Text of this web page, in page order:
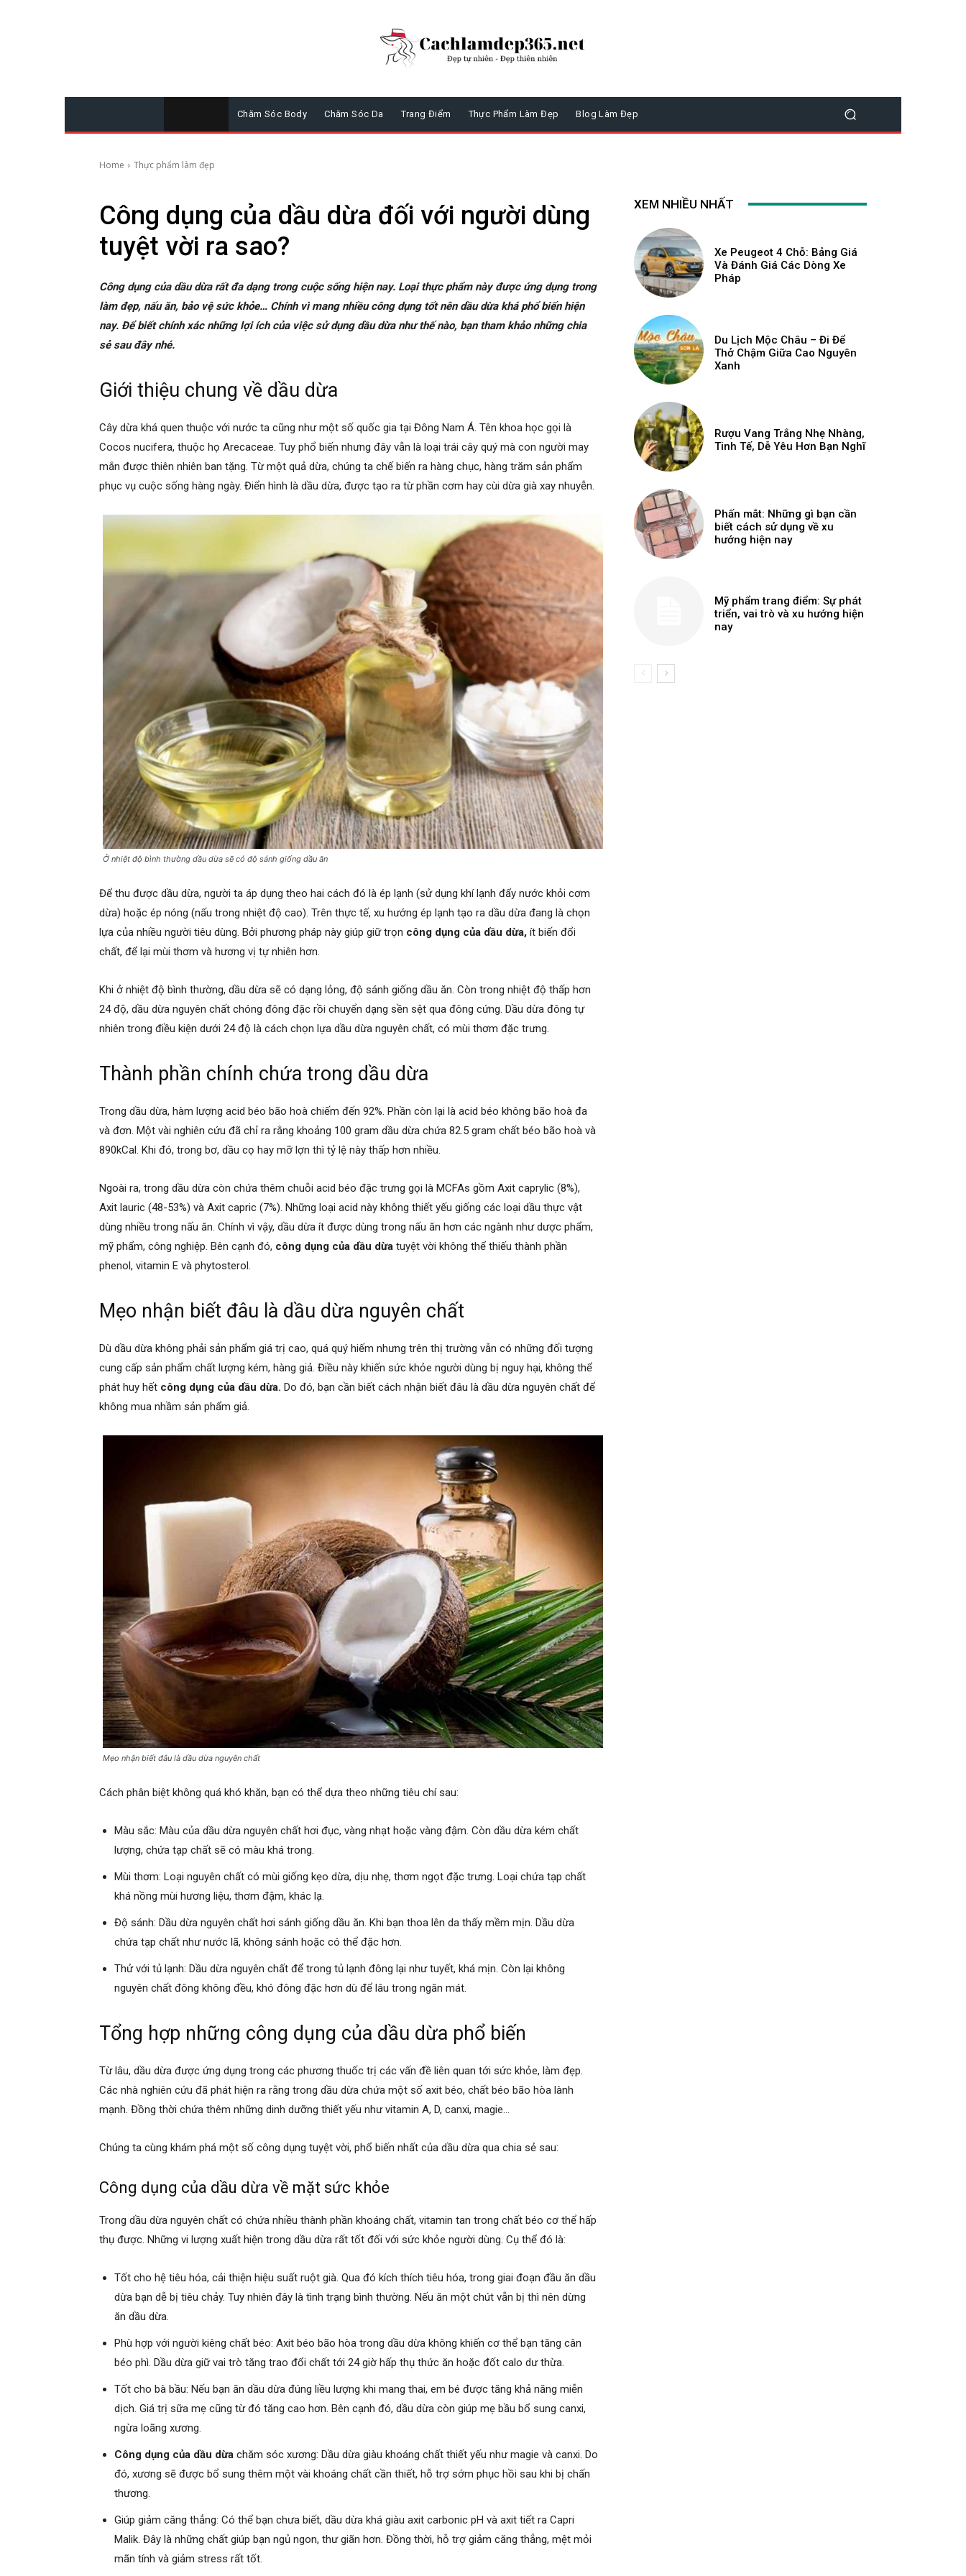
Chăm Sóc Body Chăm Sóc Da Trang Điểm Thực Phẩm Làm Đẹp Blog Làm Đẹp
Home Thực phẩm làm đẹp
Công dụng của dầu dừa đối với người dùng
tuyệt vời ra sao?
Công dụng của dầu dừa rất đa dạng trong cuộc sống hiện nay. Loại thực phẩm này được ứng dụng trong
làm đẹp, nấu ăn, bảo vệ sức khỏe… Chính vì mang nhiều công dụng tốt nên dầu dừa khá phổ biến hiện
nay. Để biết chính xác những lợi ích của việc sử dụng dầu dừa như thế nào, bạn tham khảo những chia
sẻ sau đây nhé.
Giới thiệu chung về dầu dừa
Cây dừa khá quen thuộc với nước ta cũng như một số quốc gia tại Đông Nam Á. Tên khoa học gọi là
Cocos nucifera, thuộc họ Arecaceae. Tuy phổ biến nhưng đây vẫn là loại trái cây quý mà con người may
mắn được thiên nhiên ban tặng. Từ một quả dừa, chúng ta chế biến ra hàng chục, hàng trăm sản phẩm
phục vụ cuộc sống hàng ngày. Điển hình là dầu dừa, được tạo ra từ phần cơm hay cùi dừa già xay nhuyễn.
Ở nhiệt độ bình thường dầu dừa sẽ có độ sánh giống dầu ăn
Để thu được dầu dừa, người ta áp dụng theo hai cách đó là ép lạnh (sử dụng khí lạnh đẩy nước khỏi cơm
dừa) hoặc ép nóng (nấu trong nhiệt độ cao). Trên thực tế, xu hướng ép lạnh tạo ra dầu dừa đang là chọn
lựa của nhiều người tiêu dùng. Bởi phương pháp này giúp giữ trọn công dụng của dầu dừa, ít biến đổi
chất, để lại mùi thơm và hương vị tự nhiên hơn.
Khi ở nhiệt độ bình thường, dầu dừa sẽ có dạng lỏng, độ sánh giống dầu ăn. Còn trong nhiệt độ thấp hơn
24 độ, dầu dừa nguyên chất chóng đông đặc rồi chuyển dạng sền sệt qua đông cứng. Dầu dừa đông tự
nhiên trong điều kiện dưới 24 độ là cách chọn lựa dầu dừa nguyên chất, có mùi thơm đặc trưng.
Thành phần chính chứa trong dầu dừa
Trong dầu dừa, hàm lượng acid béo bão hoà chiếm đến 92%. Phần còn lại là acid béo không bão hoà đa
và đơn. Một vài nghiên cứu đã chỉ ra rằng khoảng 100 gram dầu dừa chứa 82.5 gram chất béo bão hoà và
890kCal. Khi đó, trong bơ, dầu cọ hay mỡ lợn thì tỷ lệ này thấp hơn nhiều.
Ngoài ra, trong dầu dừa còn chứa thêm chuỗi acid béo đặc trưng gọi là MCFAs gồm Axit caprylic (8%),
Axit lauric (48-53%) và Axit capric (7%). Những loại acid này không thiết yếu giống các loại dầu thực vật
dùng nhiều trong nấu ăn. Chính vì vậy, dầu dừa ít được dùng trong nấu ăn hơn các ngành như dược phẩm,
mỹ phẩm, công nghiệp. Bên cạnh đó, công dụng của dầu dừa tuyệt vời không thể thiếu thành phần
phenol, vitamin E và phytosterol.
Mẹo nhận biết đâu là dầu dừa nguyên chất
Dù dầu dừa không phải sản phẩm giá trị cao, quá quý hiếm nhưng trên thị trường vẫn có những đối tượng
cung cấp sản phẩm chất lượng kém, hàng giả. Điều này khiến sức khỏe người dùng bị nguy hại, không thể
phát huy hết công dụng của dầu dừa. Do đó, bạn cần biết cách nhận biết đâu là dầu dừa nguyên chất để
không mua nhầm sản phẩm giả.
Mẹo nhận biết đâu là dầu dừa nguyên chất
Cách phân biệt không quá khó khăn, bạn có thể dựa theo những tiêu chí sau:
Màu sắc: Màu của dầu dừa nguyên chất hơi đục, vàng nhạt hoặc vàng đậm. Còn dầu dừa kém chất
lượng, chứa tạp chất sẽ có màu khá trong.
Mùi thơm: Loại nguyên chất có mùi giống kẹo dừa, dịu nhẹ, thơm ngọt đặc trưng. Loại chứa tạp chất
khá nồng mùi hương liệu, thơm đậm, khác lạ.
Độ sánh: Dầu dừa nguyên chất hơi sánh giống dầu ăn. Khi bạn thoa lên da thấy mềm mịn. Dầu dừa
chứa tạp chất như nước lã, không sánh hoặc có thể đặc hơn.
Thử với tủ lạnh: Dầu dừa nguyên chất để trong tủ lạnh đông lại như tuyết, khá mịn. Còn lại không
nguyên chất đông không đều, khó đông đặc hơn dù để lâu trong ngăn mát.
Tổng hợp những công dụng của dầu dừa phổ biến
Từ lâu, dầu dừa được ứng dụng trong các phương thuốc trị các vấn đề liên quan tới sức khỏe, làm đẹp.
Các nhà nghiên cứu đã phát hiện ra rằng trong dầu dừa chứa một số axit béo, chất béo bão hòa lành
mạnh. Đồng thời chứa thêm những dinh dưỡng thiết yếu như vitamin A, D, canxi, magie…
Chúng ta cùng khám phá một số công dụng tuyệt vời, phổ biến nhất của dầu dừa qua chia sẻ sau:
Công dụng của dầu dừa về mặt sức khỏe
Trong dầu dừa nguyên chất có chứa nhiều thành phần khoáng chất, vitamin tan trong chất béo cơ thể hấp
thụ được. Những vi lượng xuất hiện trong dầu dừa rất tốt đối với sức khỏe người dùng. Cụ thể đó là:
Tốt cho hệ tiêu hóa, cải thiện hiệu suất ruột già. Qua đó kích thích tiêu hóa, trong giai đoạn đầu ăn dầu
dừa bạn dễ bị tiêu chảy. Tuy nhiên đây là tình trạng bình thường. Nếu ăn một chút vẫn bị thì nên dừng
ăn dầu dừa.
Phù hợp với người kiêng chất béo: Axit béo bão hòa trong dầu dừa không khiến cơ thể bạn tăng cân
béo phì. Dầu dừa giữ vai trò tăng trao đổi chất tới 24 giờ hấp thụ thức ăn hoặc đốt calo dư thừa.
Tốt cho bà bầu: Nếu bạn ăn dầu dừa đúng liều lượng khi mang thai, em bé được tăng khả năng miễn
dịch. Giá trị sữa mẹ cũng từ đó tăng cao hơn. Bên cạnh đó, dầu dừa còn giúp mẹ bầu bổ sung canxi,
ngừa loãng xương.
Công dụng của dầu dừa chăm sóc xương: Dầu dừa giàu khoáng chất thiết yếu như magie và canxi. Do
đó, xương sẽ được bổ sung thêm một vài khoáng chất cần thiết, hỗ trợ sớm phục hồi sau khi bị chấn
thương.
Giúp giảm căng thẳng: Có thể bạn chưa biết, dầu dừa khá giàu axit carbonic pH và axit tiết ra Capri
Malik. Đây là những chất giúp bạn ngủ ngon, thư giãn hơn. Đồng thời, hỗ trợ giảm căng thẳng, mệt mỏi
mãn tính và giảm stress rất tốt.
XEM NHIỀU NHẤT
Xe Peugeot 4 Chỗ: Bảng Giá
Và Đánh Giá Các Dòng Xe
Pháp
Du Lịch Mộc Châu – Đi Để
Thở Chậm Giữa Cao Nguyên
Xanh
Rượu Vang Trắng Nhẹ Nhàng,
Tinh Tế, Dễ Yêu Hơn Bạn Nghĩ
Phấn mắt: Những gì bạn cần
biết cách sử dụng về xu
hướng hiện nay
Mỹ phẩm trang điểm: Sự phát
triển, vai trò và xu hướng hiện
nay